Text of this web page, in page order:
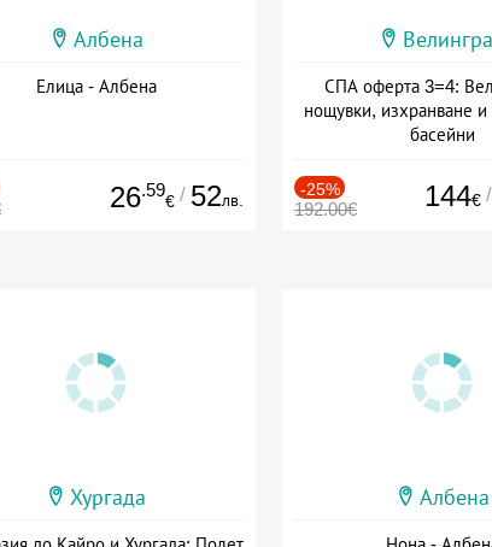
Албена
Елица - Албена
26.59
€ / 52лв.
СПА оферта 3=4:
нощувки, изхранване
басейни
-25%
192.00€ 144€ /
Хургада Албена